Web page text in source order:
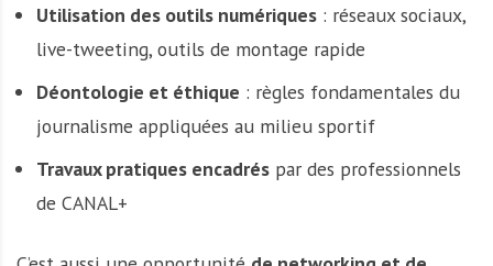
Utilisation des outils numériques: réseaux sociaux,
live-tweeting, outils de montage rapide
Déontologie et éthique : règles fondamentales du
journalisme appliquées au milieu sportif
Travaux pratiques encadréspar des professionnels
de CANAL+